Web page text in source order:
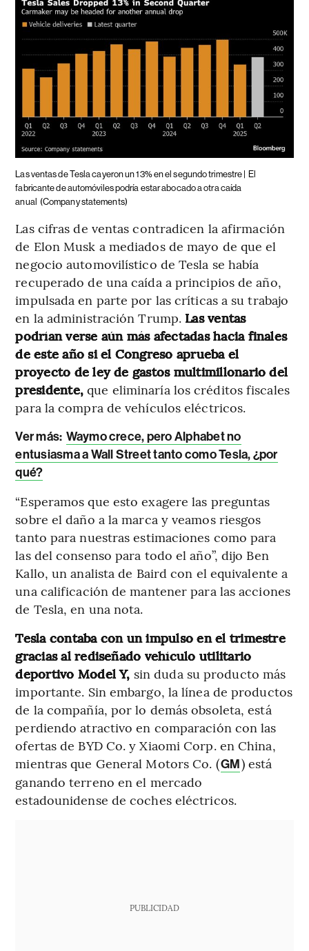
Las ventas de Tesla cayeron un 13% en el segundo trimestre | El
fabricante de automóviles podría estar abocado a otra caída
anual (Company statements)
Las cifras de ventas contradicen la afirmación
de Elon Musk a mediados de mayo de que el
negocio automovilístico de Tesla se había
recuperado de una caída a principios de año,
impulsada en parte por las críticas a su trabajo
en la administración Trump. Las ventas
podrían verse aún más afectadas hacia finales
de este año si el Congreso aprueba el
proyecto de ley de gastos multimillonario del
presidente,que eliminaría los créditos fiscales
para la compra de vehículos eléctricos.
Ver más: Waymo crece, pero Alphabet no
entusiasma a Wall Street tanto como Tesla, ¿por
qué?
“Esperamos que esto exagere las preguntas
sobre el daño a la marca y veamos riesgos
tanto para nuestras estimaciones como para
las del consenso para todo el año”, dijo Ben
Kallo, un analista de Baird con el equivalente a
una calificación de mantener para las acciones
de Tesla, en una nota.
Tesla contaba con un impulso en el trimestre
gracias al rediseñado vehículo utilitario
deportivo Model Y, sin duda su producto más
importante. Sin embargo, la línea de productos
de la compañía, por lo demás obsoleta, está
perdiendo atractivo en comparación con las
ofertas de BYD Co. y Xiaomi Corp. en China,
mientras que General Motors Co. (GM) está
ganando terreno en el mercado
estadounidense de coches eléctricos.
PUBLICIDAD